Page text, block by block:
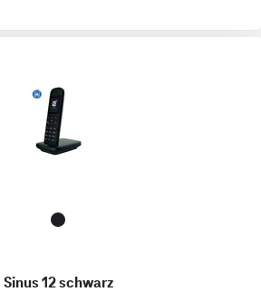
Sinus 12 schwarz